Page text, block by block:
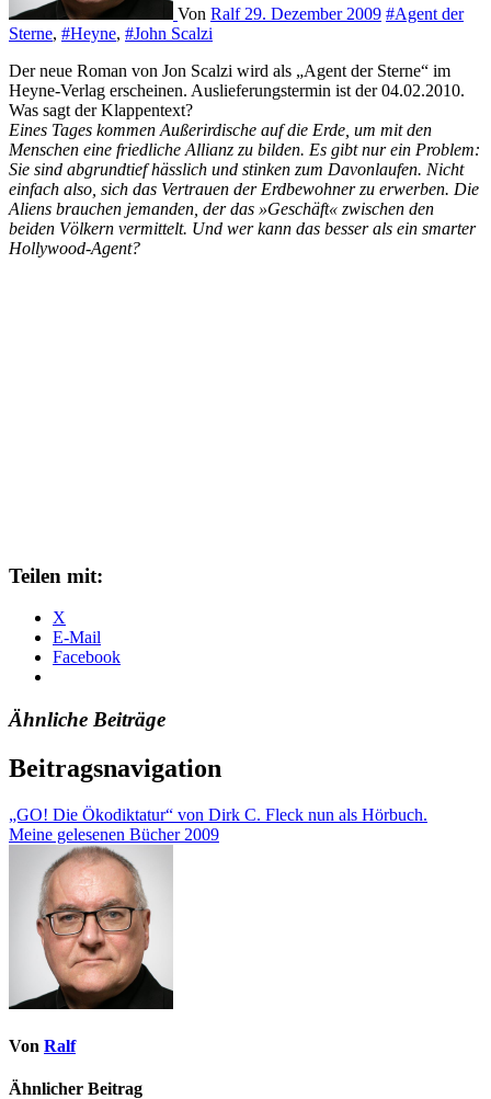
Von Ralf 29. Dezember 2009 #Agent der
Sterne, #Heyne, #John Scalzi
Der neue Roman von Jon Scalzi wird als „Agent der Sterne“ im
Heyne-Verlag erscheinen. Auslieferungstermin ist der 04.02.2010.
Was sagt der Klappentext?
Eines Tages kommen Außerirdische auf die Erde, um mit den
Menschen eine friedliche Allianz zu bilden. Es gibt nur ein Problem:
Sie sind abgrundtief hässlich und stinken zum Davonlaufen. Nicht
einfach also, sich das Vertrauen der Erdbewohner zu erwerben. Die
Aliens brauchen jemanden, der das »Geschäft« zwischen den
beiden Völkern vermittelt. Und wer kann das besser als ein smarter
Hollywood-Agent?
Teilen mit:
X
E-Mail
Facebook
Ähnliche Beiträge
Beitragsnavigation
„GO! Die Ökodiktatur“ von Dirk C. Fleck nun als Hörbuch.
Meine gelesenen Bücher 2009
Von Ralf
Ähnlicher Beitrag